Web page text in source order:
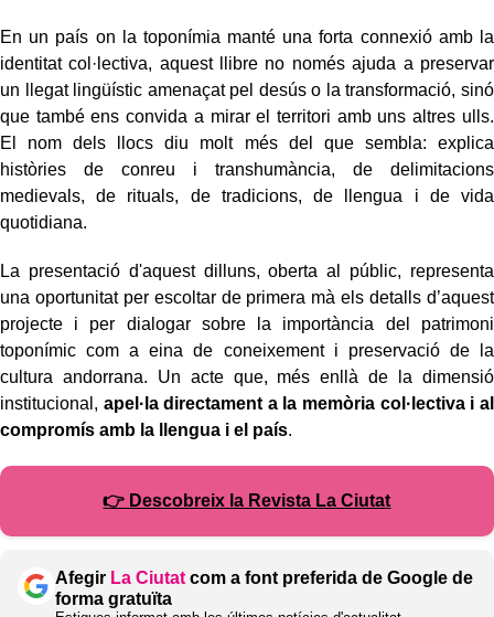
En un país on la toponímia manté una forta connexió amb la
identitat col·lectiva, aquest llibre no només ajuda a preservar
un llegat lingüístic amenaçat pel desús o la transformació, sinó
que també ens convida a mirar el territori amb uns altres ulls.
El nom dels llocs diu molt més del que sembla: explica
històries de conreu i transhumància, de delimitacions
medievals, de rituals, de tradicions, de llengua i de vida
quotidiana.
La presentació d'aquest dilluns, oberta al públic, representa
una oportunitat per escoltar de primera mà els detalls d’aquest
projecte i per dialogar sobre la importància del patrimoni
toponímic com a eina de coneixement i preservació de la
cultura andorrana. Un acte que, més enllà de la dimensió
institucional, apel·la directament a la memòria col·lectiva i al
compromís amb la llengua i el país.
👉 Descobreix la Revista La Ciutat
Afegir La Ciutat com a font preferida de Google de
forma gratuïta